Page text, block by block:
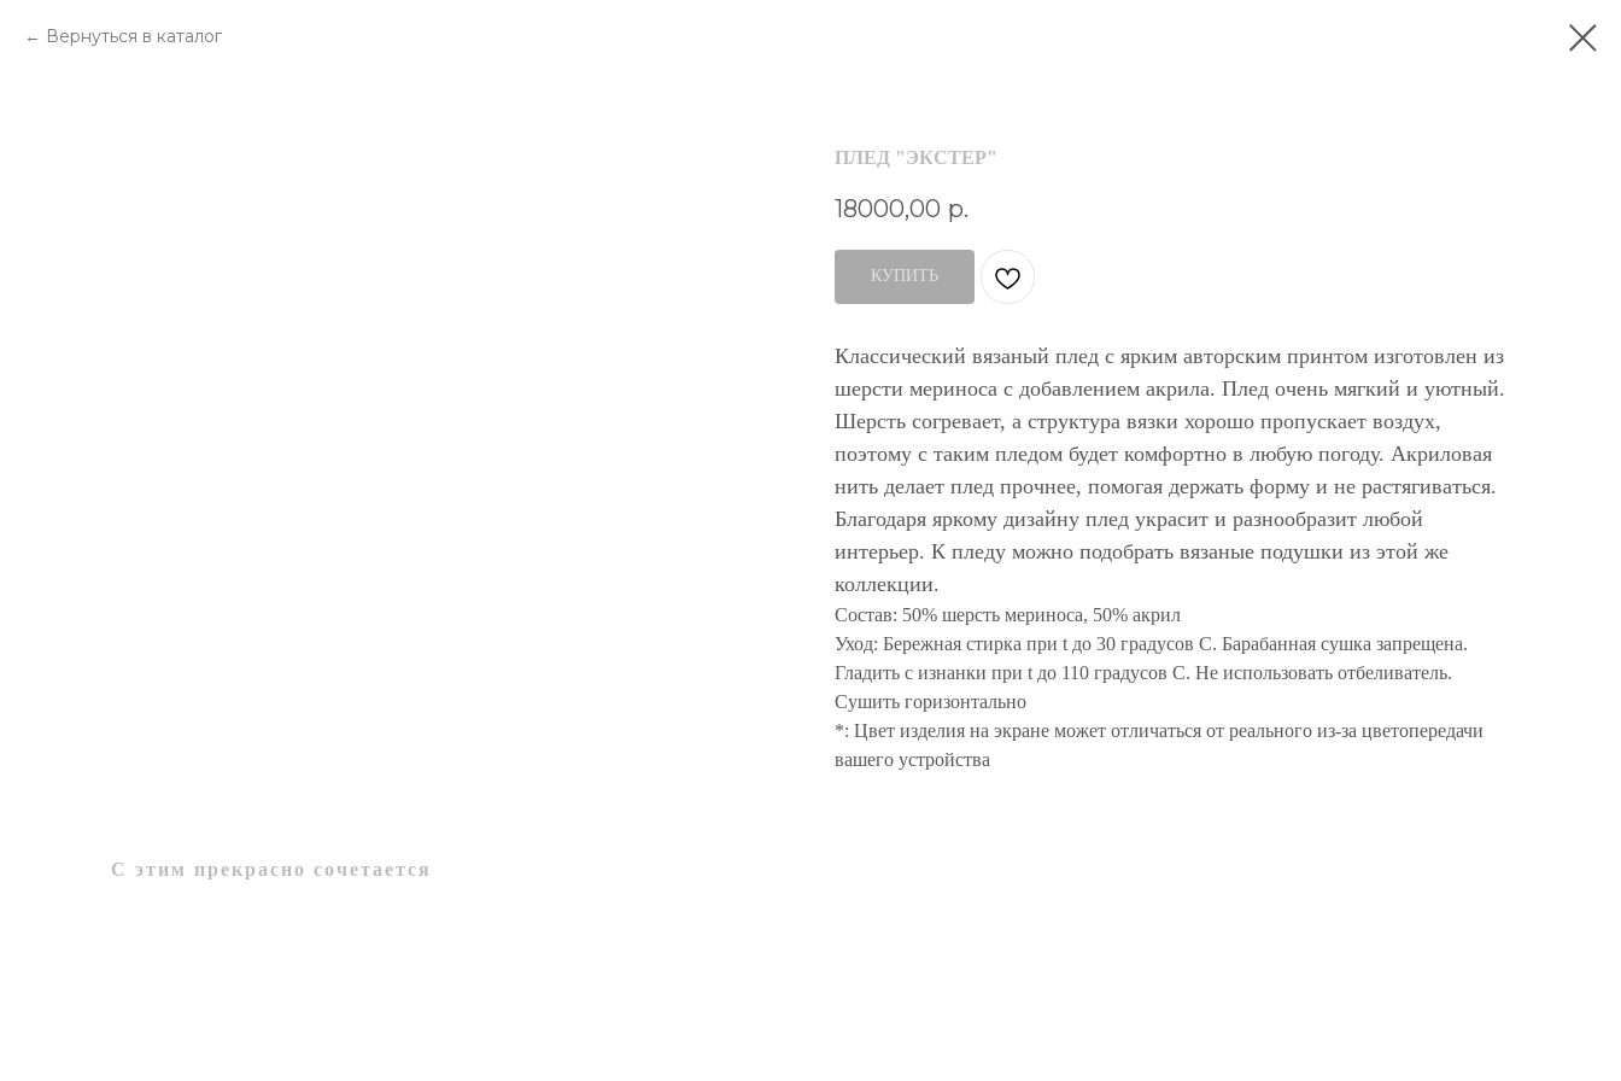
Вернуться в каталог
ПЛЕД "ЭКСТЕР"
18000,00 р.
КУПИТЬ
Классический вязаный плед с ярким авторским принтом изготовлен из
шерсти мериноса с добавлением акрила. Плед очень мягкий и уютный.
Шерсть согревает, а структура вязки хорошо пропускает воздух,
поэтому с таким пледом будет комфортно в любую погоду. Акриловая
нить делает плед прочнее, помогая держать форму и не растягиваться.
Благодаря яркому дизайну плед украсит и разнообразит любой
интерьер. К пледу можно подобрать вязаные подушки из этой же
коллекции.
Состав: 50% шерсть мериноса, 50% акрил
Уход: Бережная стирка при t до 30 градусов С. Барабанная сушка запрещена.
Гладить с изнанки при t до 110 градусов С. Не использовать отбеливатель.
Сушить горизонтально
*: Цвет изделия на экране может отличаться от реального из-за цветопередачи
вашего устройства
С этим прекрасно сочетается